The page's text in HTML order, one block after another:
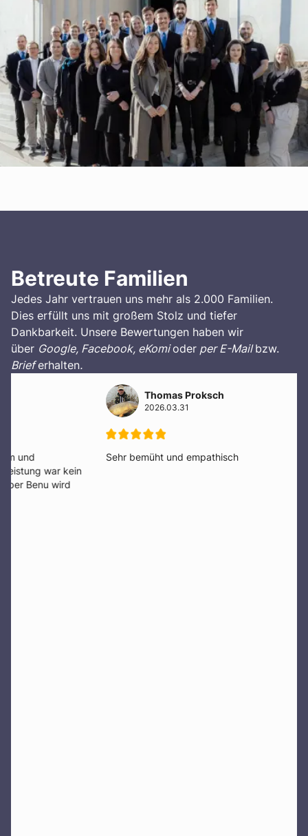
Betreute Familien
Jedes Jahr vertrauen uns mehr als 2.000 Familien.
Dies erfüllt uns mit großem Stolz und tiefer
Dankbarkeit. Unsere Bewertungen haben wir
über Google, Facebook, eKomioder per E-Mailbzw.
Brieferhalten.
Thomas Proksch
Sehr bemüht und empathisch